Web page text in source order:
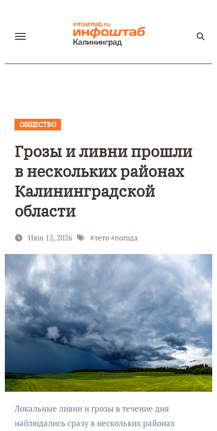
содержанию
ОБЩЕСТВО
Грозы и ливни прошли
в нескольких районах
Калининградской
области
Июн 12, 2026 #лето#погода
Локальные ливни и грозы в течение дня
наблюдались сразу в нескольких районах